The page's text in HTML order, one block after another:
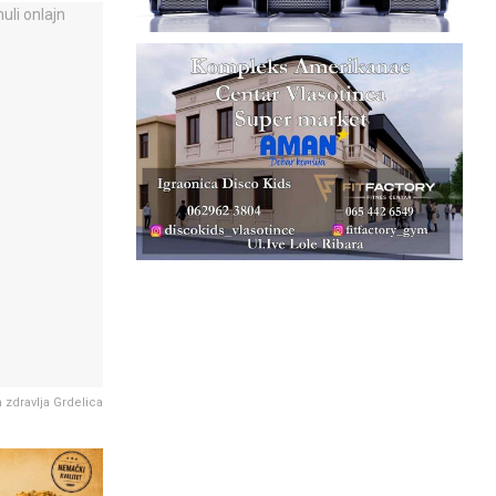
zdravlja Grdelica